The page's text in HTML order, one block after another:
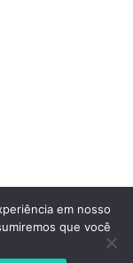
em nosso
que você